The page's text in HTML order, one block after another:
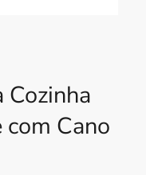
Cozinha
Cano